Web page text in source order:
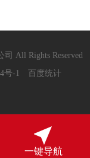
All Rights Reserved
号-1 百度统计
一键导航